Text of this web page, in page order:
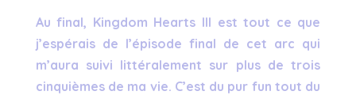
Au final, Kingdom Hearts III est tout ce que
j’espérais de l’épisode final de cet arc qui
m’aura suivi littéralement sur plus de trois
cinquièmes de ma vie. C’est du pur fun tout du